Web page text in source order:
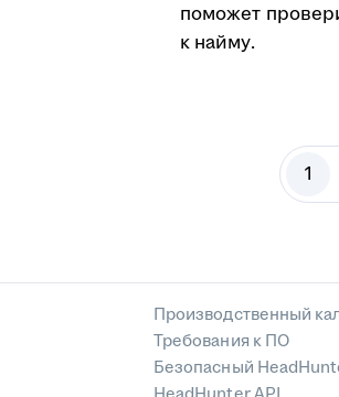
поможет
к найму.
1
Производственный
Требования к ПО
Безопасный